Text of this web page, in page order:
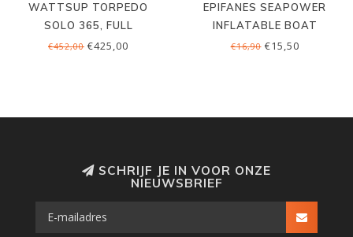
WATTSUP TORPEDO
SOLO 365, FULL
DROPSTITCH
€452,00 €425,00
EPIFANES SEAPOWER
INFLATABLE BOAT
CLEANER, 500 ML
€16,90€15,50
SCHRIJF JE IN VOOR ONZE
NIEUWSBRIEF